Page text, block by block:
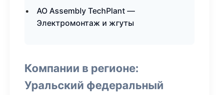
АО Assembly TechPlant —
Электромонтаж и жгуты
Компании в регионе:
Уральский федеральный